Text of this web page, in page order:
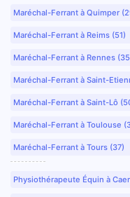
Maréchal-Ferrant à Quimper
Maréchal-Ferrant à Reims (51)
Maréchal-Ferrant à Rennes
Maréchal-Ferrant à Saint-
Maréchal-Ferrant à Saint-Lô
Maréchal-Ferrant à Toulouse
Maréchal-Ferrant à Tours (37)
Physiothérapeute Équin à